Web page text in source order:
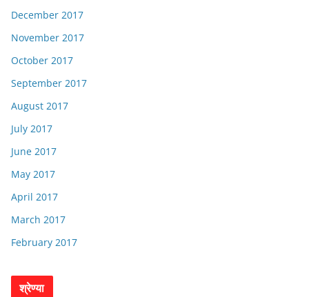
December 2017
November 2017
October 2017
September 2017
August 2017
July 2017
June 2017
May 2017
April 2017
March 2017
February 2017
श्रेण्या